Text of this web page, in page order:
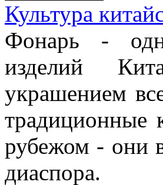
Культура
Фонарь -
изделий
украшением
традиционные
рубежом - они
диаспора.